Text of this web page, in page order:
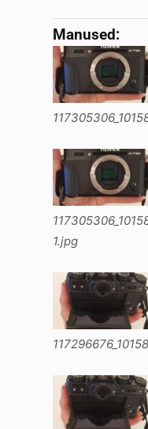
Manused:
1.jpg